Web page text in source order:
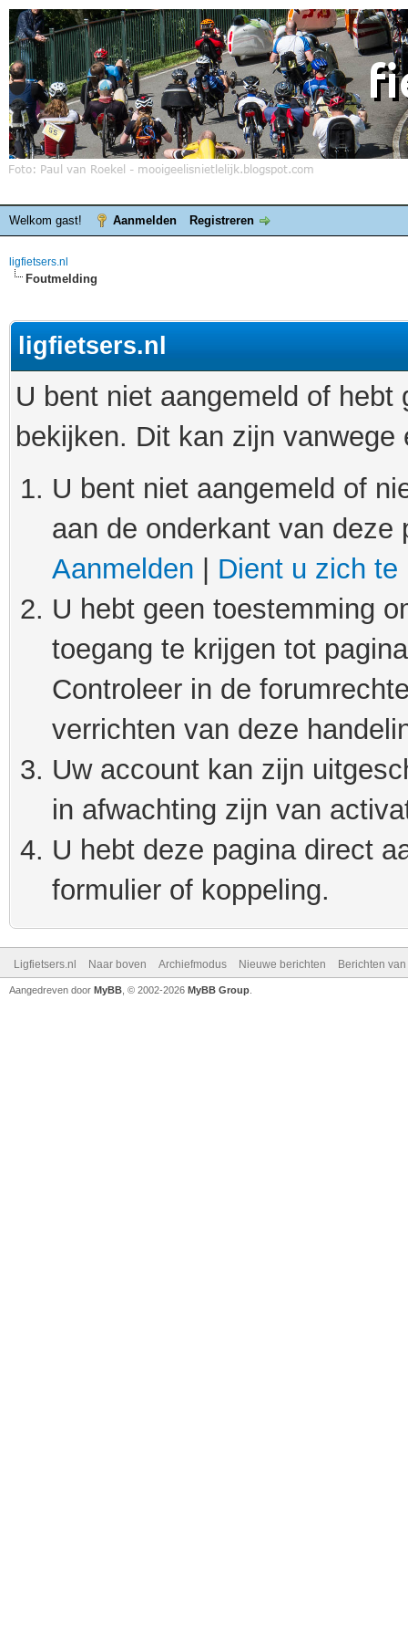
Welkom gast! Aanmelden Registreren
ligfietsers.nl
Foutmelding
ligfietsers.nl
U bent niet aangemeld of
bekijken. Dit kan zijn
U bent niet aangemeld of
aan de onderkant van
Aanmelden
Dient u zich te
U hebt geen toestemming
toegang te krijgen tot
Controleer in de
verrichten van deze
Uw account kan zijn
in afwachting zijn van
U hebt deze pagina direct
formulier of koppeling.
Ligfietsers.nl Naar boven Archiefmodus Nieuwe berichten Berichten
Aangedreven door MyBB , © 2002-2026 MyBB Group